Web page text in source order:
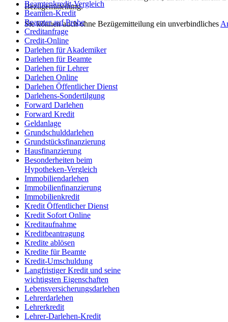
Bezügemitteilung.
Sie können auch ohne Bezügemitteilung ein unverbindliches
Beamtenkredit-Vergleich
Beamten-Kredit
Beamter auf Probe
Creditanfrage
Credit-Online
Darlehen für Akademiker
Darlehen für Beamte
Darlehen für Lehrer
Darlehen Online
Darlehen Öffentlicher Dienst
Darlehens-Sondertilgung
Forward Darlehen
Forward Kredit
Geldanlage
Grundschulddarlehen
Grundstücksfinanzierung
Hausfinanzierung
Besonderheiten beim
Hypotheken-Vergleich
Immobiliendarlehen
Immobilienfinanzierung
Immobilienkredit
Kredit Öffentlicher Dienst
Kredit Sofort Online
Kreditaufnahme
Kreditbeantragung
Kredite ablösen
Kredite für Beamte
Kredit-Umschuldung
Langfristiger Kredit und seine
wichtigsten Eigenschaften
Lebensversicherungsdarlehen
Lehrerdarlehen
Lehrerkredit
Lehrer-Darlehen-Kredit